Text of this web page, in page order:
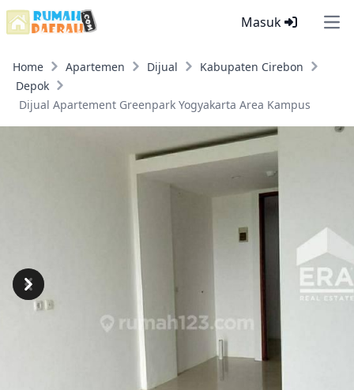
Masuk
Home Apartemen Dijual
Kabupaten Cirebon
Depok
Dijual Apartement Greenpark Yogyakarta Area Kampus
Previous
Next